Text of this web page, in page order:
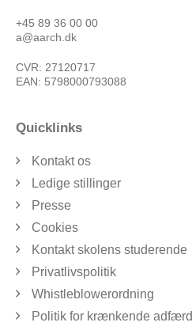
+45 89 36 00 00
a@aarch.dk
CVR: 27120717
EAN: 5798000793088
Quicklinks
Kontakt os
Ledige stillinger
Presse
Cookies
Kontakt skolens studerende
Privatlivspolitik
Whistleblowerordning
Politik for krænkende adfærd